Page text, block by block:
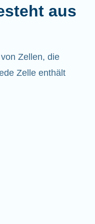
aus
Zellen, die
Zelle enthält